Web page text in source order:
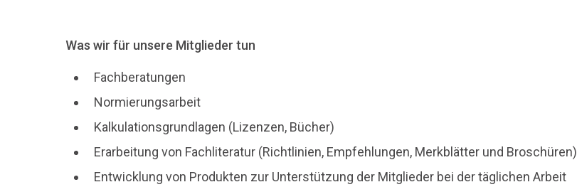
Was wir für unsere Mitglieder tun
Fachberatungen
Normierungsarbeit
Kalkulationsgrundlagen (Lizenzen, Bücher)
Erarbeitung von Fachliteratur (Richtlinien, Empfehlungen, Merkblätter und Broschüren)
Entwicklung von Produkten zur Unterstützung der Mitglieder bei der täglichen Arbeit